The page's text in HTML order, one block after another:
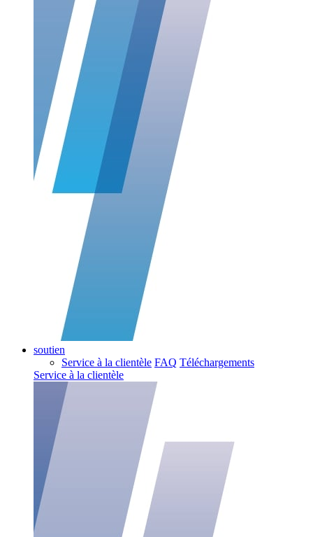
soutien
Service à la clientèle FAQ Téléchargements
Service à la clientèle